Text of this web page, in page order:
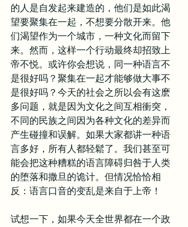
的人是自发起来建造的，他们是如此渴
望要聚集在一起，不想要分散开来。他
们渴望作为一个城市，一种文化而留下
来。然而，这样一个行动最终却招致上
帝不悦。或许你会想说，同一种语言不
是很好吗？聚集在一起才能够做大事不
是很好吗？今天的社会之所以会有这麽
多问题，就是因为文化之间互相衝突，
不同的民族之间因为各种文化的差异而
产生碰撞和误解。如果大家都讲一种语
言多好，所有人都轻鬆了。我们甚至可
能会把这种糟糕的语言障碍归咎于人类
的堕落和撒旦的诡计。但情况恰恰相
反：语言口音的变乱是来自于上帝！
试想一下，如果今天全世界都在一个政